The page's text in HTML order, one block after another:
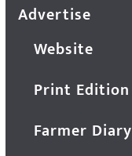
Advertise
Website
Print Edition
Farmer Diary